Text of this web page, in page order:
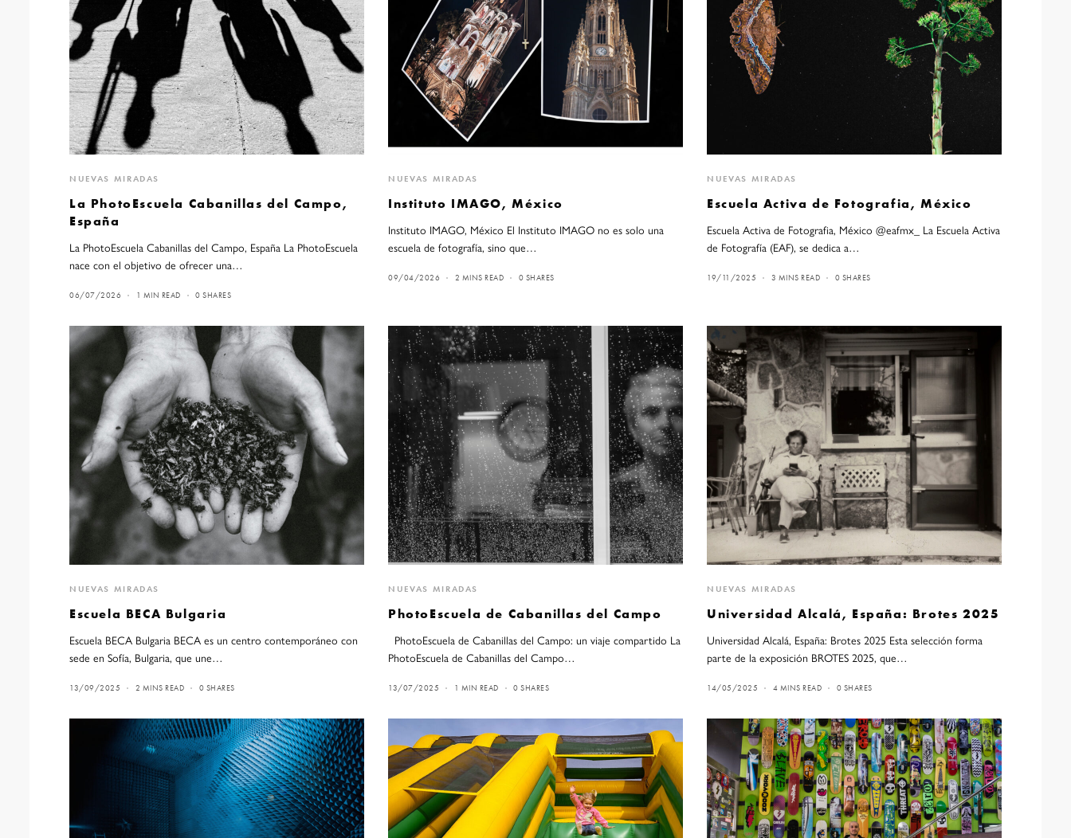
NUEVAS MIRADAS
La PhotoEscuela Cabanillas del Campo,
España
La PhotoEscuela Cabanillas del Campo, España La PhotoEscuela
nace con el objetivo de ofrecer una…
06/07/2026 1 MIN READ 0 SHARES
NUEVAS MIRADAS
Instituto IMAGO, México
Instituto IMAGO, México El Instituto IMAGO no es solo una
escuela de fotografía, sino que…
09/04/2026 2 MINS READ 0 SHARES
NUEVAS MIRADAS
Escuela Activa de Fotografia, México
Escuela Activa de Fotografia, México @eafmx_ La Escuela Activa
de Fotografía (EAF), se dedica a…
19/11/2025 3 MINS READ 0 SHARES
NUEVAS MIRADAS
Escuela BECA Bulgaria
Escuela BECA Bulgaria BECA es un centro contemporáneo con
sede en Sofía, Bulgaria, que une…
13/09/2025 2 MINS READ 0 SHARES
NUEVAS MIRADAS
PhotoEscuela de Cabanillas del Campo
PhotoEscuela de Cabanillas del Campo: un viaje compartido La
PhotoEscuela de Cabanillas del Campo…
13/07/2025 1 MIN READ 0 SHARES
NUEVAS MIRADAS
Universidad Alcalá, España: Brotes 2025
Universidad Alcalá, España: Brotes 2025 Esta selección forma
parte de la exposición BROTES 2025, que…
14/05/2025 4 MINS READ 0 SHARES